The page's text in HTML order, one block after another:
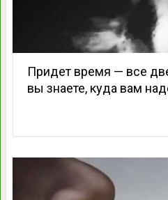
Придет время — все
вы знаете, куда вам